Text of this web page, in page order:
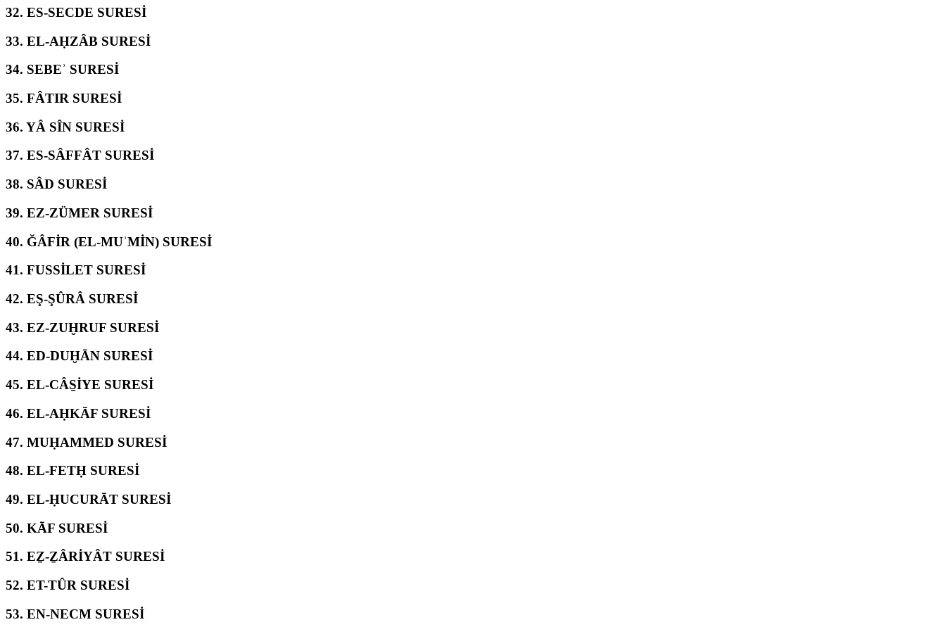
32. ES-SECDE SURESİ
33. EL-AḤZÂB SURESİ
34. SEBEʾ SURESİ
35. FÂTIR SURESİ
36. YÂ SÎN SURESİ
37. ES-SÂFFÂT SURESİ
38. SÂD SURESİ
39. EZ-ZÜMER SURESİ
40. ĞÂFİR (EL-MUʾMİN) SURESİ
41. FUSSİLET SURESİ
42. EŞ-ŞÛRÂ SURESİ
43. EZ-ZUḪRUF SURESİ
44. ED-DUḪĀN SURESİ
45. EL-CÂS̱İYE SURESİ
46. EL-AḤKĀF SURESİ
47. MUḤAMMED SURESİ
48. EL-FETḤ SURESİ
49. EL-ḤUCURĀT SURESİ
50. KĀF SURESİ
51. EẔ-ẔÂRİYÂT SURESİ
52. ET-TÛR SURESİ
53. EN-NECM SURESİ